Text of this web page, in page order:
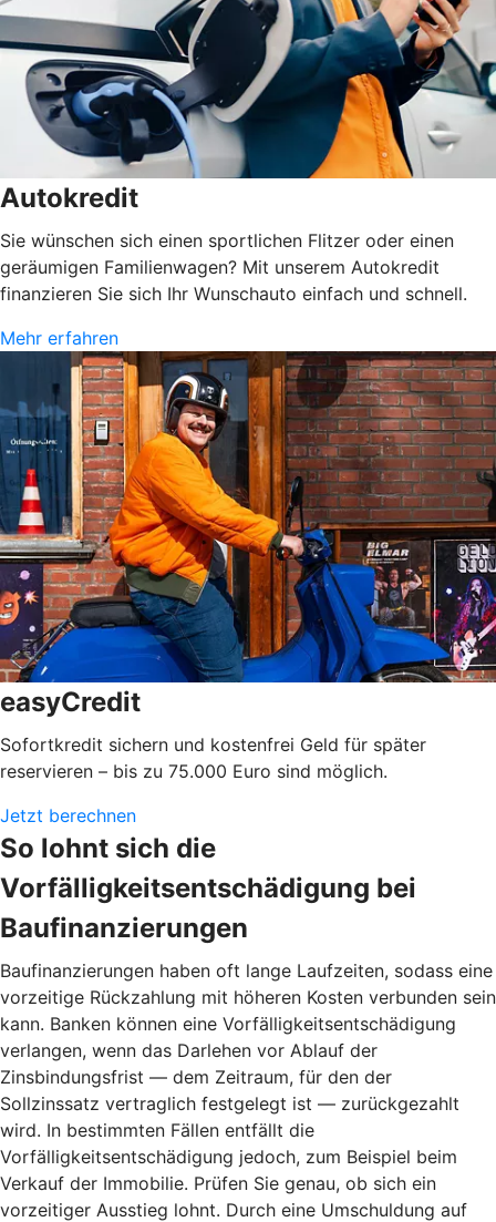
Autokredit
Sie wünschen sich einen sportlichen Flitzer oder einen
geräumigen Familienwagen? Mit unserem Autokredit
finanzieren Sie sich Ihr Wunschauto einfach und schnell.
Mehr erfahren
easyCredit
Sofortkredit sichern und kostenfrei Geld für später
reservieren – bis zu 75.000 Euro sind möglich.
Jetzt berechnen
So lohnt sich die
Vorfälligkeitsentschädigung bei
Baufinanzierungen
Baufinanzierungen haben oft lange Laufzeiten, sodass eine
vorzeitige Rückzahlung mit höheren Kosten verbunden sein
kann. Banken können eine Vorfälligkeitsentschädigung
verlangen, wenn das Darlehen vor Ablauf der
Zinsbindungsfrist — dem Zeitraum, für den der
Sollzinssatz vertraglich festgelegt ist — zurückgezahlt
wird. In bestimmten Fällen entfällt die
Vorfälligkeitsentschädigung jedoch, zum Beispiel beim
Verkauf der Immobilie. Prüfen Sie genau, ob sich ein
vorzeitiger Ausstieg lohnt. Durch eine Umschuldung auf